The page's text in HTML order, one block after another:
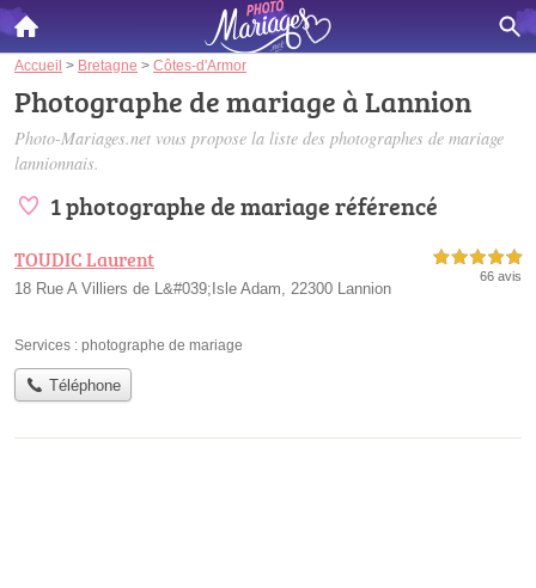
Accueil > Bretagne > Côtes-d'Armor
Photographe de mariage à Lannion
Photo-Mariages.net vous propose la liste des photographes de mariage
lannionnais.
1 photographe de mariage référencé
TOUDIC Laurent
18 Rue A Villiers de L&#039;Isle Adam, 22300 Lannion
5,0 étoiles sur 5
66 avis
Services : photographe de mariage
Téléphone